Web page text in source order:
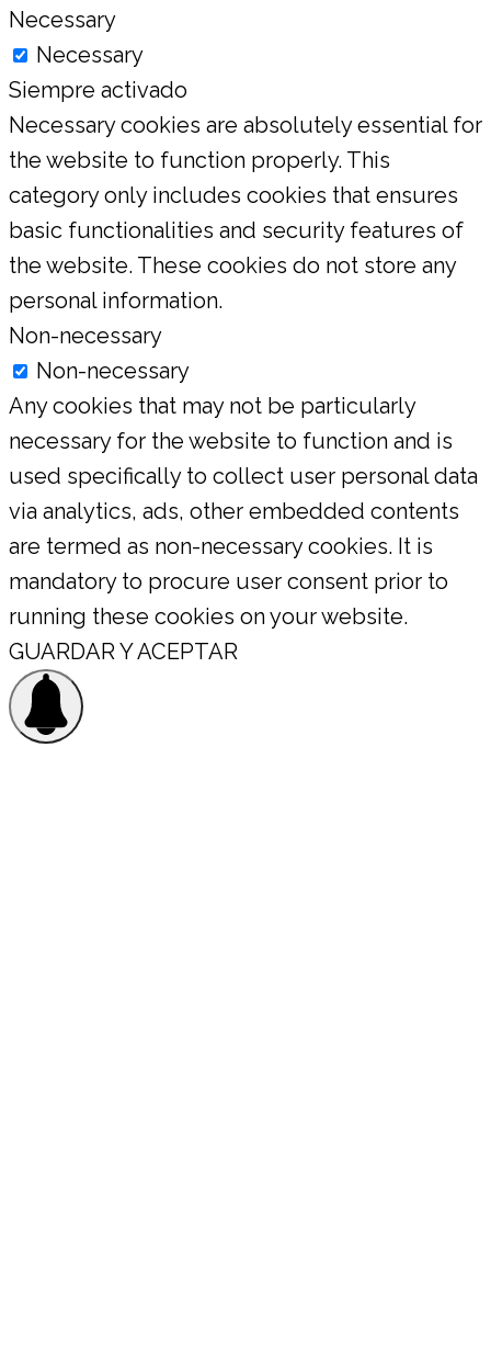
Necessary
Necessary
Siempre activado
Necessary cookies are absolutely essential for
the website to function properly. This
category only includes cookies that ensures
basic functionalities and security features of
the website. These cookies do not store any
personal information.
Non-necessary
Non-necessary
Any cookies that may not be particularly
necessary for the website to function and is
used specifically to collect user personal data
via analytics, ads, other embedded contents
are termed as non-necessary cookies. It is
mandatory to procure user consent prior to
running these cookies on your website.
GUARDAR Y ACEPTAR